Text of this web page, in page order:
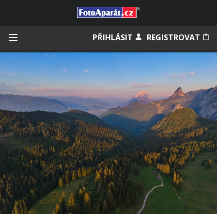
PŘIHLÁSIT REGISTROVAT
Zapamatovat
Zapomněli jste heslo?
Měli jste účet na starém webu?